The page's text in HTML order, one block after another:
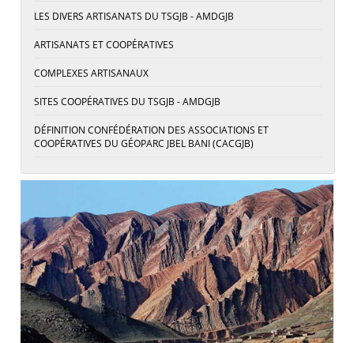
LES DIVERS ARTISANATS DU TSGJB - AMDGJB
ARTISANATS ET COOPÉRATIVES
COMPLEXES ARTISANAUX
SITES COOPÉRATIVES DU TSGJB - AMDGJB
DÉFINITION CONFÉDÉRATION DES ASSOCIATIONS ET
COOPÉRATIVES DU GÉOPARC JBEL BANI (CACGJB)